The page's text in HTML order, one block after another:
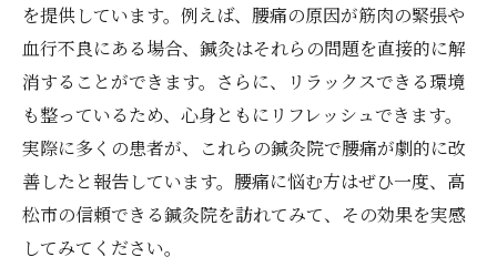
腰痛改善のための最新器具とその使い方
腰痛に対する最新の運動療法
専門家が推奨する最新のセルフケア法
腰痛改善に役立つ最新の研究結果
腰痛を根本から改善する香川県高松市の専門家
が教える秘訣
根本的な腰痛の原因とその対策
を提供しています。例えば、腰痛の原因が筋肉の緊張や
血行不良にある場合、鍼灸はそれらの問題を直接的に解
消することができます。さらに、リラックスできる環境
も整っているため、心身ともにリフレッシュできます。
実際に多くの患者が、これらの鍼灸院で腰痛が劇的に改
善したと報告しています。腰痛に悩む方はぜひ一度、高
松市の信頼できる鍼灸院を訪れてみて、その効果を実感
してみてください。